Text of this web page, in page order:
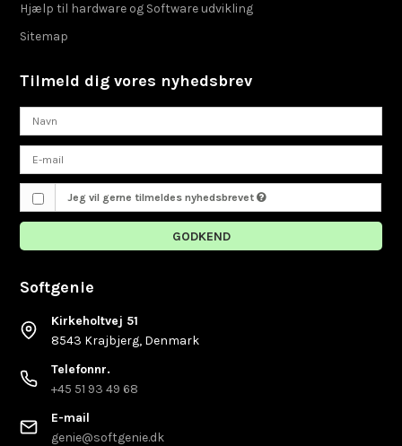
Hjælp til hardware og Software udvikling
Sitemap
Tilmeld dig vores nyhedsbrev
Jeg vil gerne tilmeldes nyhedsbrevet
GODKEND
Softgenie
Kirkeholtvej 51
8543 Krajbjerg, Denmark
Telefonnr.
+45 51 93 49 68
E-mail
genie@softgenie.dk